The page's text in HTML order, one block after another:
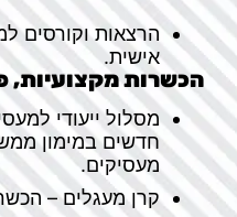
הרצאות וקורסים
אישית.
הכשרות מקצועיות,
מסלול ייעודי
חדשים במימון
מעסיקים.
קרן מעגלים –